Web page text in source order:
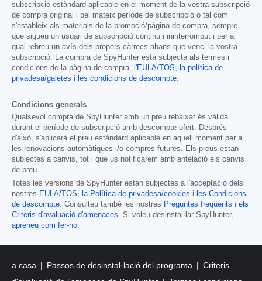
subscripció estàndard aplicable en el moment de la vostra subscripció
de compra original i pel mateix període de subscripció o tal com
s'estableix als materials de la promoció/pàgina de compra, sempre
que sigueu un usuari de subscripció continu i ininterromput i per al
qual rebreu un avís dels propers càrrecs abans que venci la vostra
subscripció. La compra de SpyHunter està subjecta als termes i
condicions de la pàgina de compra,
l'EULA/TOS
la política de
privadesa/galetes i les condicions de descompte
------
Condicions generals
Qualsevol compra de SpyHunter amb un preu rebaixat és vàlida
durant el període de subscripció amb descompte ofert. Després
d'això, s'aplicarà el preu estàndard aplicable en aquell moment per a
les renovacions automàtiques i/o compres futures. Els preus estan
subjectes a canvis, tot i que us notificarem amb antelació els canvis
de preu.
Totes les versions de SpyHunter estan subjectes a l'acceptació dels
nostres EULA/TOS la Política de privadesa/cookies i les Condicions
de descompte . Consulteu també les nostres Preguntes freqüents i els
Criteris d'avaluació d'amenaces . Si voleu desinstal·lar SpyHunter,
apreneu com fer-ho
a casa Passos de desinstal·lació del programa
Criteris